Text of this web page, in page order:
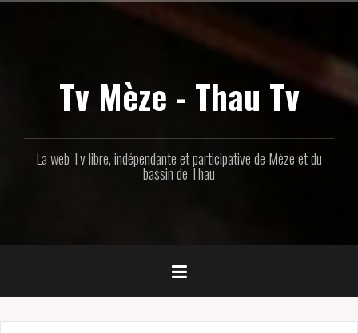
Tv Mèze - Thau Tv
La web Tv libre, indépendante et participative de Mèze et du
bassin de Thau